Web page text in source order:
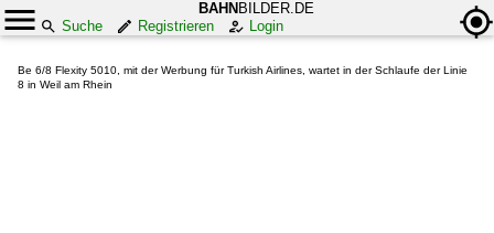
BAHN BILDER.DE
Suche
Registrieren Login
Be 6/8 Flexity 5010, mit der Werbung für Turkish Airlines, wartet in der Schlaufe der Linie
8 in Weil am Rhein